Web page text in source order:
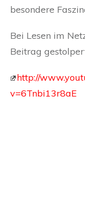
besondere
Bei Lesen im
Beitrag
http://
v=6Tnbi13r8aE